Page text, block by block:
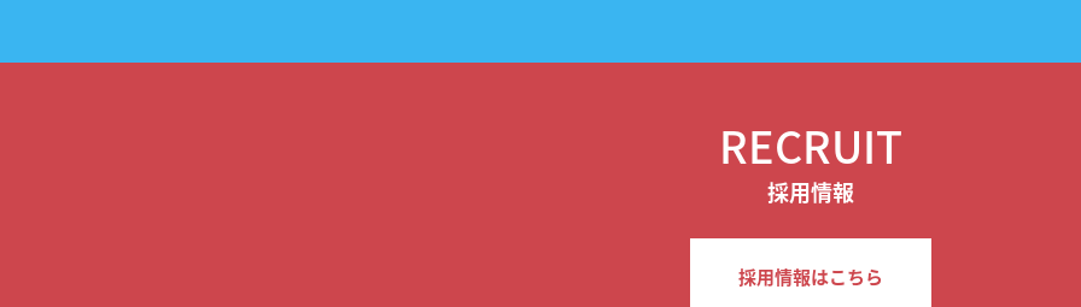
RECRUIT
採用情報
採用情報はこちら